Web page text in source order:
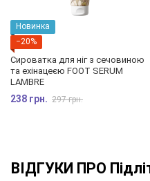
Новинка
−20%
Сироватка для ніг з сечовиною
та ехінацеєю FOOT SERUM
LAMBRE
238 грн. 297 грн.
ВІДГУКИ ПРО